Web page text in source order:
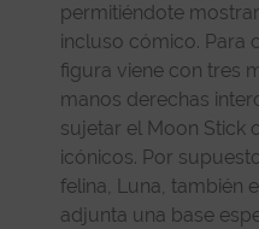
permitiéndote
incluso cómico. Para
figura viene con tres
manos derechas
sujetar el Moon Stick
icónicos. Por
felina, Luna, también
adjunta una base